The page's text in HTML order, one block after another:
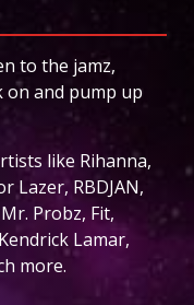
to the jamz,
on and pump up
like Rihanna,
Lazer, RBDJAN,
Probz, Fit,
Lamar,
more.